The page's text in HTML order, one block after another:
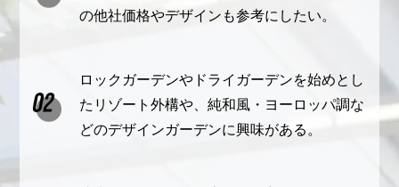
の他社価格やデザインも参考にしたい。
ロックガーデンやドライガーデンを始めとし
たリゾート外構や、純和風・ヨーロッパ調な
どのデザインガーデンに興味がある。